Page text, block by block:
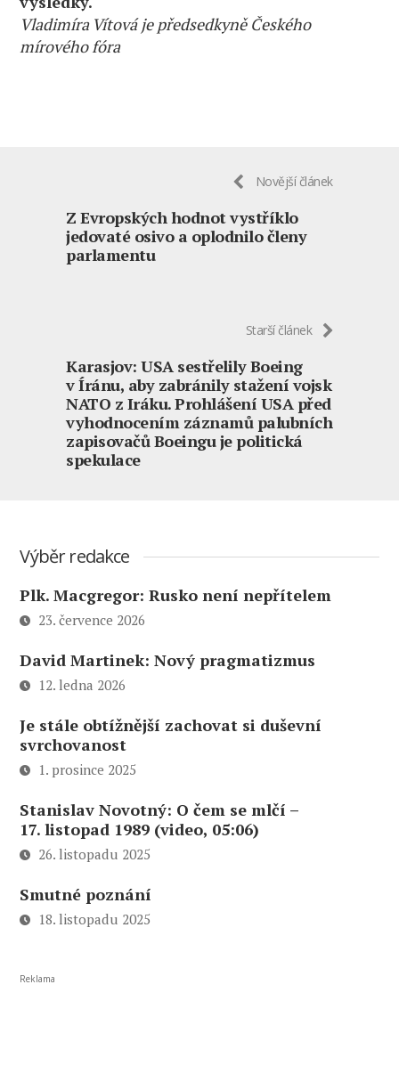
Vladimíra Vítová je předsedkyně Českého
mírového fóra
Novější článek
Z Evropských hodnot vystříklo
jedovaté osivo a oplodnilo členy
parlamentu
Starší článek
Karasjov: USA sestřelily Boeing
v Íránu, aby zabránily stažení vojsk
NATO z Iráku. Prohlášení USA před
vyhodnocením záznamů palubních
zapisovačů Boeingu je politická
spekulace
Výběr redakce
Plk. Macgregor: Rusko není nepřítelem
23. července 2026
David Martinek: Nový pragmatizmus
12. ledna 2026
Je stále obtížnější zachovat si duševní
svrchovanost
1. prosince 2025
Stanislav Novotný: O čem se mlčí –
17. listopad 1989 (video, 05:06)
26. listopadu 2025
Smutné poznání
18. listopadu 2025
Reklama